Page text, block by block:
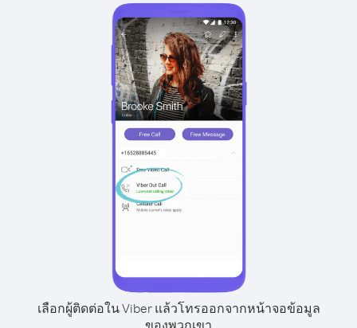
เลือกผู้ติดต่อใน Viber แล้วโทรออกจากหน้าจอข้อมูล
ของพวกเขา